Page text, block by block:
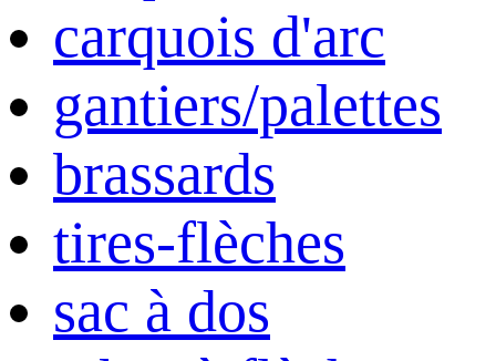
carquois d'arc
gantiers/palettes
brassards
tires-flèches
sac à dos